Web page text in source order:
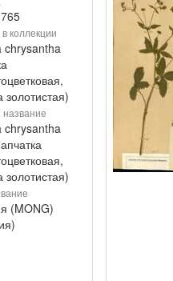
коллекции
chrysantha
золотистая)
chrysantha
золотистая)
(MONG)